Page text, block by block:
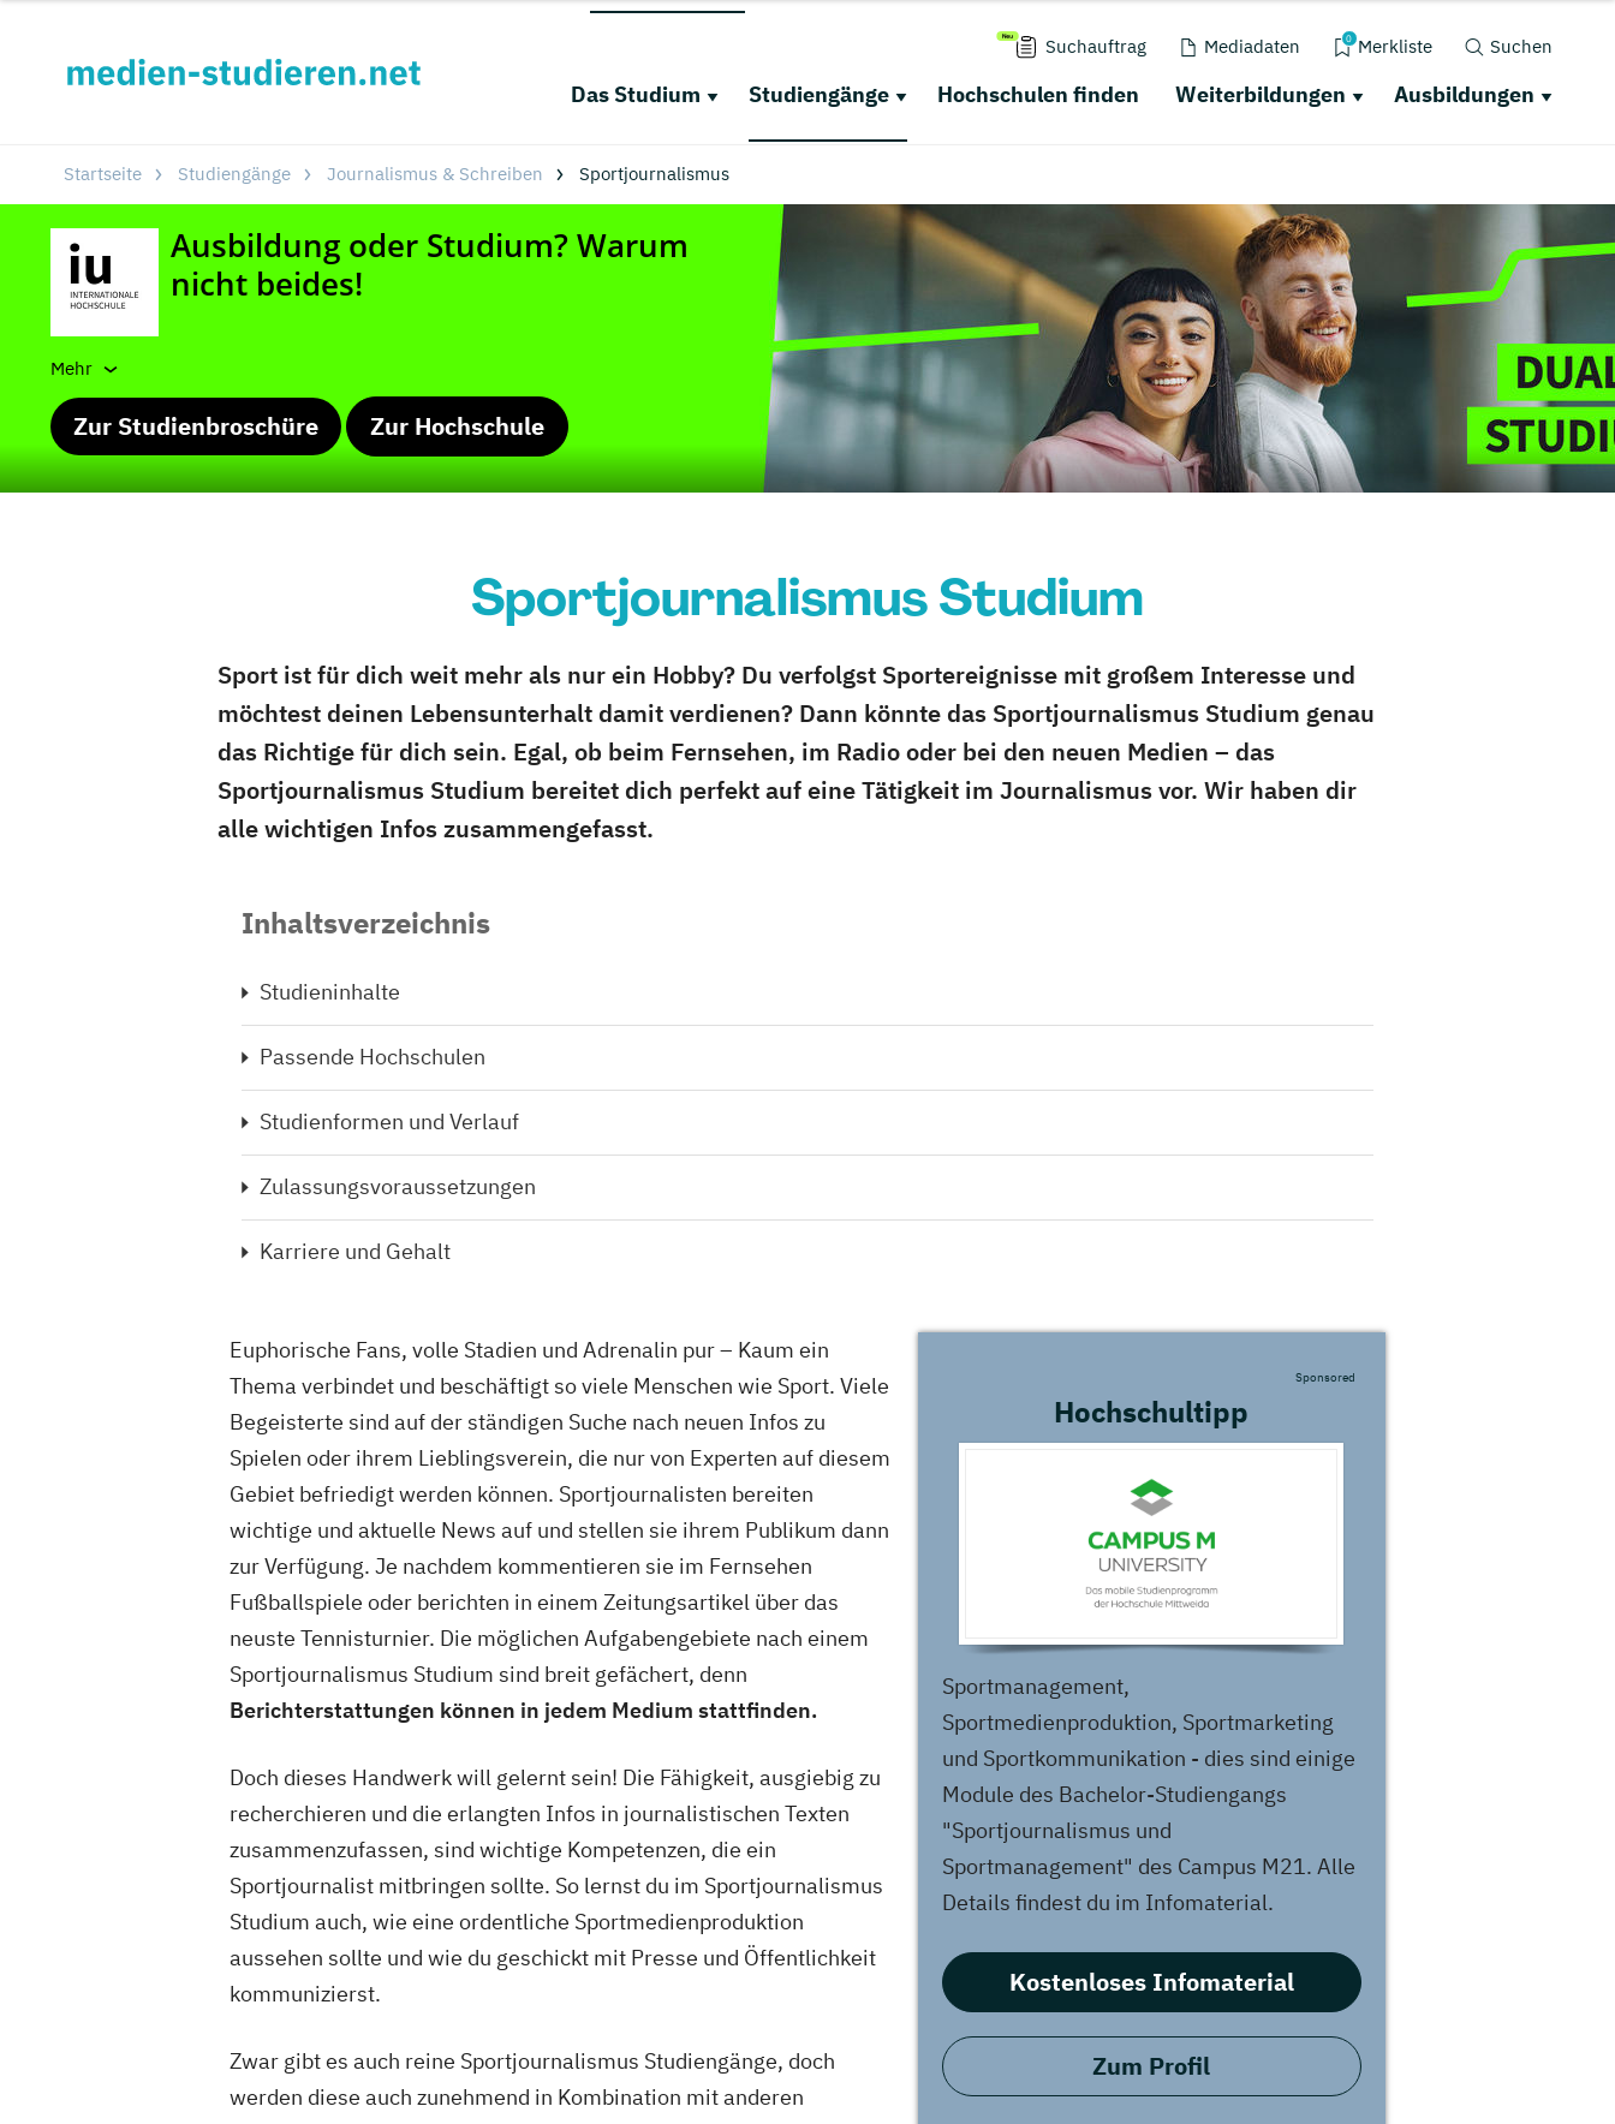
Suchauftrag Mediadaten 0 Merkliste Suchen
Das Studium Studiengänge Hochschulen finden Weiterbildungen Ausbildungen
Startseite Studiengänge Journalismus & Schreiben Sportjournalismus
Mehr
Zur Studienbroschüre Zur Hochschule
Sportjournalismus Studium
Sport ist für dich weit mehr als nur ein Hobby? Du verfolgst Sportereignisse mit großem Interesse und
möchtest deinen Lebensunterhalt damit verdienen? Dann könnte das Sportjournalismus Studium genau
das Richtige für dich sein. Egal, ob beim Fernsehen, im Radio oder bei den neuen Medien – das
Sportjournalismus Studium bereitet dich perfekt auf eine Tätigkeit im Journalismus vor. Wir haben dir
alle wichtigen Infos zusammengefasst.
Inhaltsverzeichnis
Studieninhalte
Passende Hochschulen
Studienformen und Verlauf
Zulassungsvoraussetzungen
Karriere und Gehalt
Euphorische Fans, volle Stadien und Adrenalin pur – Kaum ein
Thema verbindet und beschäftigt so viele Menschen wie Sport. Viele
Begeisterte sind auf der ständigen Suche nach neuen Infos zu
Spielen oder ihrem Lieblingsverein, die nur von Experten auf diesem
Gebiet befriedigt werden können. Sportjournalisten bereiten
wichtige und aktuelle News auf und stellen sie ihrem Publikum dann
zur Verfügung. Je nachdem kommentieren sie im Fernsehen
Fußballspiele oder berichten in einem Zeitungsartikel über das
neuste Tennisturnier. Die möglichen Aufgabengebiete nach einem
Sportjournalismus Studium sind breit gefächert, denn
Berichterstattungen können in jedem Medium stattfinden.
Doch dieses Handwerk will gelernt sein! Die Fähigkeit, ausgiebig zu
recherchieren und die erlangten Infos in journalistischen Texten
zusammenzufassen, sind wichtige Kompetenzen, die ein
Sportjournalist mitbringen sollte. So lernst du im Sportjournalismus
Studium auch, wie eine ordentliche Sportmedienproduktion
aussehen sollte und wie du geschickt mit Presse und Öffentlichkeit
kommunizierst.
Zwar gibt es auch reine Sportjournalismus Studiengänge, doch
werden diese auch zunehmend in Kombination mit anderen
Hochschultipp
Sponsored
Sportmanagement,
Sportmedienproduktion, Sportmarketing
und Sportkommunikation - dies sind einige
Module des Bachelor-Studiengangs
"Sportjournalismus und
Sportmanagement" des Campus M21. Alle
Details findest du im Infomaterial.
Kostenloses Infomaterial
Zum Profil